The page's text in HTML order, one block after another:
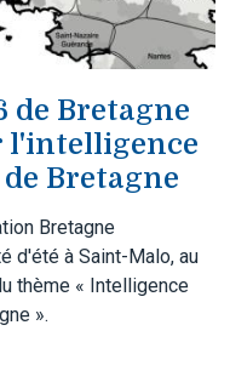
de Bretagne
l'intelligence
Bretagne
Bretagne
d'été à Saint-Malo, au
thème « Intelligence
».